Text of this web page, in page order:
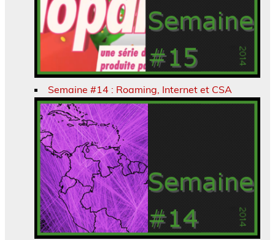
Semaine #14 : Roaming, Internet et CSA